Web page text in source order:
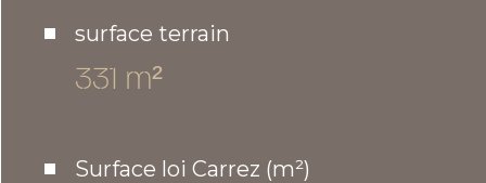
surface terrain
331 m²
Surface loi Carrez (m²)